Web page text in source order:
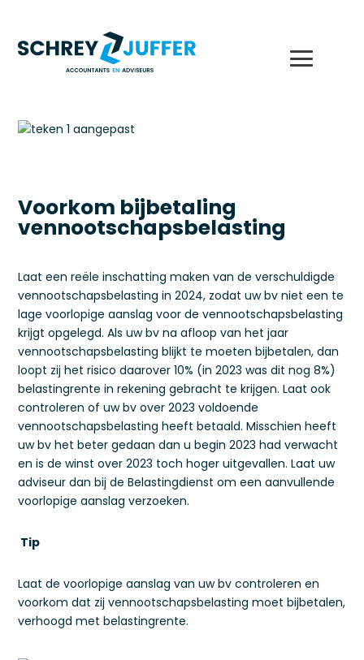
Voorkom bijbetaling
vennootschapsbelasting
Laat een reële inschatting maken van de verschuldigde
vennootschapsbelasting in 2024, zodat uw bv niet een te
lage voorlopige aanslag voor de vennootschapsbelasting
krijgt opgelegd. Als uw bv na afloop van het jaar
vennootschapsbelasting blijkt te moeten bijbetalen, dan
loopt zij het risico daarover 10% (in 2023 was dit nog 8%)
belastingrente in rekening gebracht te krijgen. Laat ook
controleren of uw bv over 2023 voldoende
vennootschapsbelasting heeft betaald. Misschien heeft
uw bv het beter gedaan dan u begin 2023 had verwacht
en is de winst over 2023 toch hoger uitgevallen. Laat uw
adviseur dan bij de Belastingdienst om een aanvullende
voorlopige aanslag verzoeken.
Tip
Laat de voorlopige aanslag van uw bv controleren en
voorkom dat zij vennootschapsbelasting moet bijbetalen,
verhoogd met belastingrente.